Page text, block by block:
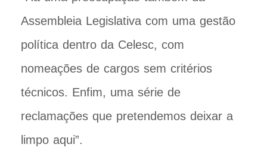
Assembleia Legislativa com uma gestão
política dentro da Celesc, com
nomeações de cargos sem critérios
técnicos. Enfim, uma série de
reclamações que pretendemos deixar a
limpo aqui”.